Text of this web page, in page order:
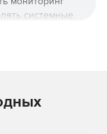
системные
Monitor –
компаний из